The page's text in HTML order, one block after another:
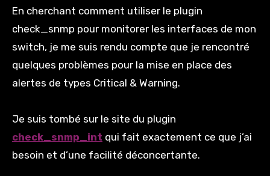
En cherchant comment utiliser le plugin
check_snmp pour monitorer les interfaces de mon
switch, je me suis rendu compte que je rencontré
quelques problèmes pour la mise en place des
alertes de types Critical & Warning.
Je suis tombé sur le site du plugin
check_snmp_int qui fait exactement ce que j’ai
besoin et d’une facilité déconcertante.